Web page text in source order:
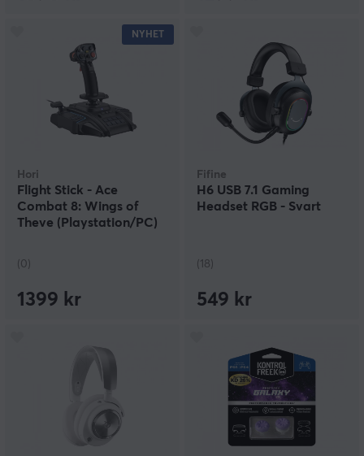
NYHET
Hori
Flight Stick - Ace
Combat 8: Wings of
Theve (Playstation/PC)
(0)
1399 kr
Fifine
H6 USB 7.1 Gaming
Headset RGB - Svart
(18)
549 kr